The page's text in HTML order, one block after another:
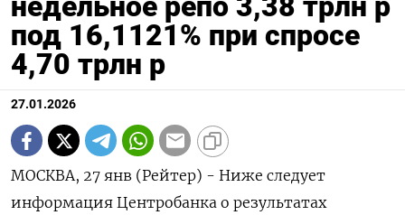
под 16,1121% при спросе
4,70 трлн р
27.01.2026
МОСКВА, 27 янв (Рейтер) - Ниже следует
информация Центробанка о результатах